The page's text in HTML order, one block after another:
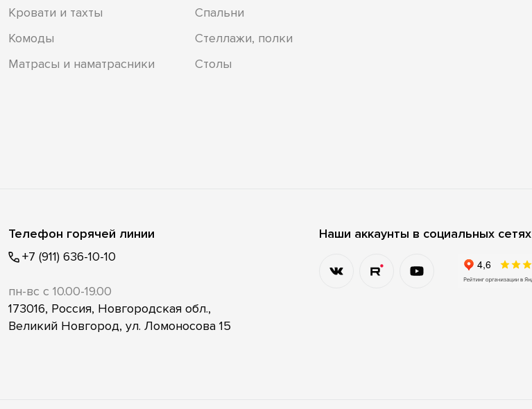
Кровати и тахты
Комоды
Матрасы и наматрасники
Спальни
Стеллажи, полки
Столы
Телефон горячей линии
+7 (911) 636-10-10
пн-вс с 10.00-19.00
173016, Россия, Новгородская обл.,
Великий Новгород, ул. Ломоносова 15
Наши аккаунты в социальных сетях